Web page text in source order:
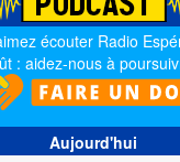
écouter Radio
: aidez-nous à
Aujourd'hui